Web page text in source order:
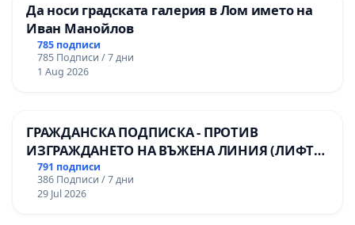
"Спам" (Spam/Junk) – често то попада там.
👉Линк към пълния текст на предложението
и подробните аргументи:
Да носи градската галерия в Лом името на
Иван Манойлов
785 подписи
785 Подписи / 7 дни
1 Aug 2026
ГРАЖДАНСКА ПОДПИСКА - ПРОТИВ
ИЗГРАЖДАНЕТО НА ВЪЖЕНА ЛИНИЯ (ЛИФТ)
НА ТЕРИТОРИЯТА НА ПРИРОДНА
ЗАБЕЛЕЖИТЕЛНОСТ „ХЪЛМ НА
ОСВОБОДИТЕЛИТЕ“ (БУНАРДЖИК)
791 подписи
386 Подписи / 7 дни
29 Jul 2026